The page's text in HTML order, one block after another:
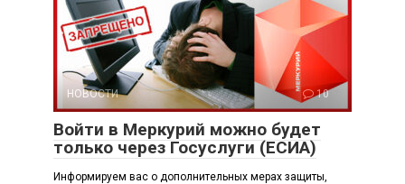
НОВОСТИ 10
Войти в Меркурий можно будет
только через Госуслуги (ЕСИА)
Информируем вас о дополнительных мерах защиты,